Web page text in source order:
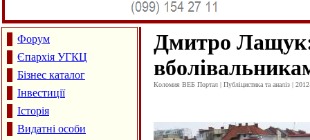
Форум
Єпархія УГКЦ
Бізнес каталог
Інвестиції
Історія
Видатні особи
Дмитро
Коломия ВЕБ Портал | Публіцистика та аналіз |